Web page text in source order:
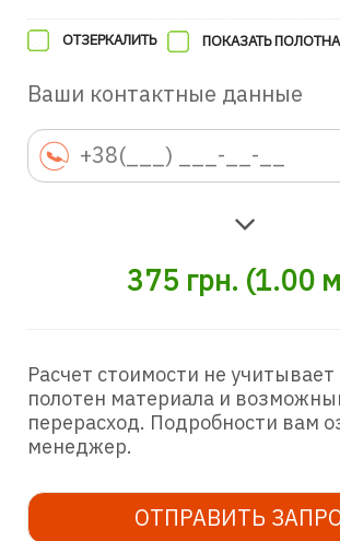
ОТЗЕРКАЛИТЬ ПОКАЗАТЬ ПОЛОТНА
Ваши контактные данные
375 грн. (1.00м
Расчет стоимости не
полотен материала и
перерасход. Подробности вам
менеджер.
ОТПРАВИТЬ